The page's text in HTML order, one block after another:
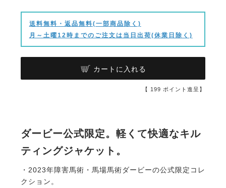
送料無料・返品無料(一部商品除く)
月～土曜12時までのご注文は当日出荷(休業日除く)
カートに入れる
【 199 ポイント進呈】
ダービー公式限定。軽くて快適なキル
ティングジャケット。
・2023年障害馬術・馬場馬術ダービーの公式限定コレ
クション。